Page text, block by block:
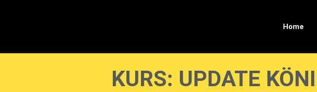
Home
KURS: UPDATE